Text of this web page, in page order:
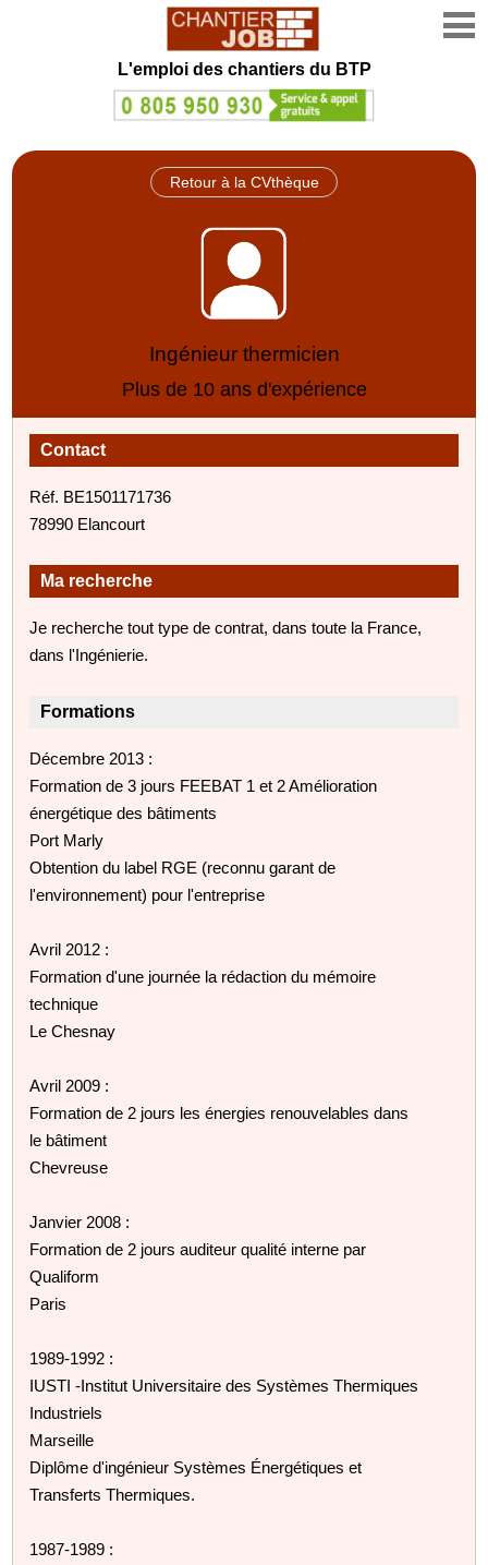
L'emploi des chantiers du BTP
Retour à la CVthèque
Ingénieur thermicien
Plus de 10 ans d'expérience
Contact
Réf. BE1501171736
78990 Elancourt
Ma recherche
Je recherche tout type de contrat, dans toute la France,
dans l'Ingénierie.
Formations
Décembre 2013 :
Formation de 3 jours FEEBAT 1 et 2 Amélioration
énergétique des bâtiments
Port Marly
Obtention du label RGE (reconnu garant de
l'environnement) pour l'entreprise
Avril 2012 :
Formation d'une journée la rédaction du mémoire
technique
Le Chesnay
Avril 2009 :
Formation de 2 jours les énergies renouvelables dans
le bâtiment
Chevreuse
Janvier 2008 :
Formation de 2 jours auditeur qualité interne par
Qualiform
Paris
1989-1992 :
IUSTI -Institut Universitaire des Systèmes Thermiques
Industriels
Marseille
Diplôme d'ingénieur Systèmes Énergétiques et
Transferts Thermiques.
1987-1989 :